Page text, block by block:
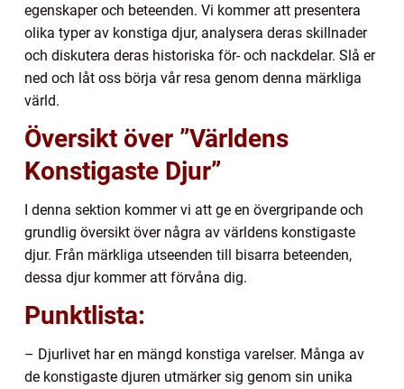
egenskaper och beteenden. Vi kommer att presentera
olika typer av konstiga djur, analysera deras skillnader
och diskutera deras historiska för- och nackdelar. Slå er
ned och låt oss börja vår resa genom denna märkliga
värld.
Översikt över ”Världens
Konstigaste Djur”
I denna sektion kommer vi att ge en övergripande och
grundlig översikt över några av världens konstigaste
djur. Från märkliga utseenden till bisarra beteenden,
dessa djur kommer att förvåna dig.
Punktlista:
– Djurlivet har en mängd konstiga varelser. Många av
de konstigaste djuren utmärker sig genom sin unika